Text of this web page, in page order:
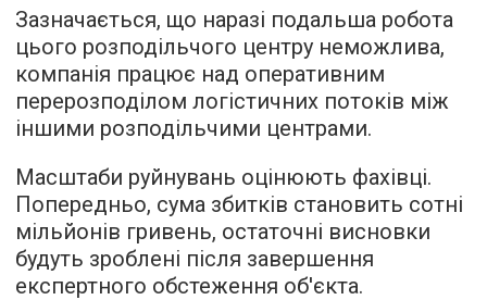
Зазначається, що наразі подальша робота
цього розподільчого центру неможлива,
компанія працює над оперативним
перерозподілом логістичних потоків між
іншими розподільчими центрами.
Масштаби руйнувань оцінюють фахівці.
Попередньо, сума збитків становить сотні
мільйонів гривень, остаточні висновки
будуть зроблені після завершення
експертного обстеження об'єкта.